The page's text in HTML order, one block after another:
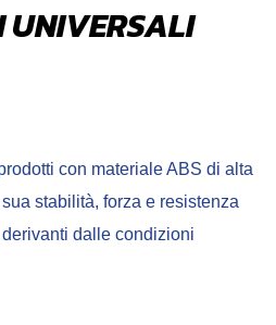
UNIVERSALI
con materiale ABS di alta
stabilità, forza e resistenza
dalle condizioni